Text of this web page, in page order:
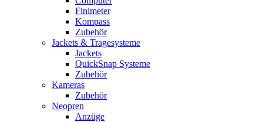
Finimeter
Kompass
Zubehör
Jackets & Tragesysteme
Jackets
QuickSnap Systeme
Zubehör
Kameras
Zubehör
Neopren
Anzüge